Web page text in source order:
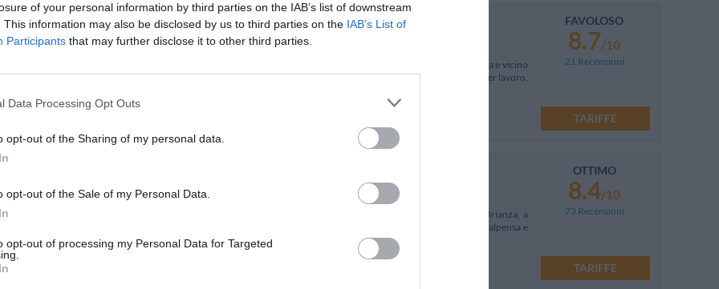
of your personal information by third parties on the IAB’s list of downstream
This information may also be disclosed by us to third parties on the IAB’s List of
Participants that may further disclose it to other third parties.
Data Processing Opt Outs
opt-out of the Sharing of my personal data.
opt-out of the Sale of my Personal Data.
opt-out of processing my Personal Data for Targeted
Hotel 2C
7.77 km
Via Colli Di S. Erasmo 51,Legnano
Mappa
L' Hotel 2C è situato a Legnano nella zona nord-ovest di Milano, a 1100 mt dall'uscita dell'autostrada e vicino
all'Ospedale di Legnano. La struttura, ampliata nel 2006, è l'ideale sia per l'uomo d'affari in viaggio per lavoro,
FAVOLOSO
8.7/10
21 Recensioni
TARIFFE
Corso Como 52,Limbiate
AS Hotel Limbiate Fiera sorge in una posizione strategica sulla Monza-Saronno, nel cuore della Brianza, a
pochi minuti dal centro di Milano e di Como, e facilmente collegabile con gli aeroporti di Linate, Malpensa e
Orio al Serio, con il polo fieristico d...
OTTIMO
8.4/10
73 Recensioni
TARIFFE